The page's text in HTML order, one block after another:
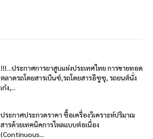
!!!…ประกาศการยาสูบแห่งประเทศไทย การขายทอด
ตลาดรถโดยสารเบ็นซ์,รถโดยสารอีซูซุ, รถยนต์นั่ง
เก๋ง,...
ประกาศประกวดราคา ซื้อเครื่องวิเคราะห์ปริมาณ
สารด้วยเทคนิคการไหลแบบต่อเนื่อง
(Continuous...